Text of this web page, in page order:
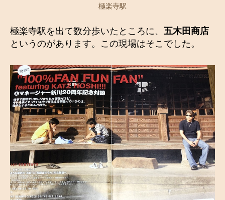
極楽寺駅
極楽寺駅を出て数分歩いたところに、 五木田商店
というのがあります。この現場はそこでした。